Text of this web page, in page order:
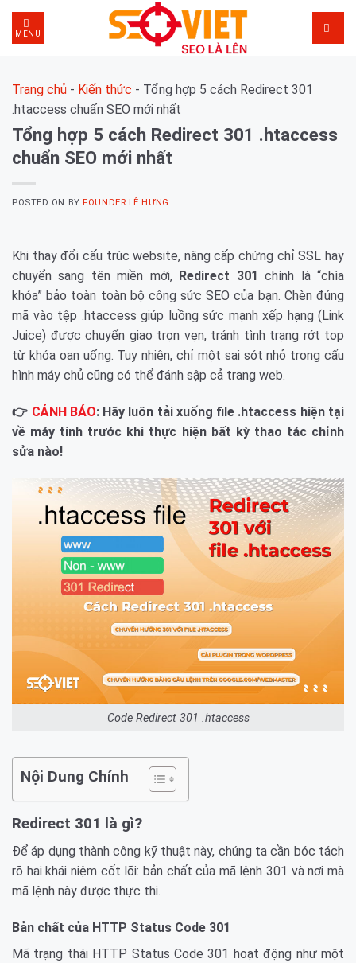
Skip
content
MENU
Trang chủ - Kiến thức - Tổng hợp 5 cách Redirect 301
.htaccess chuẩn SEO mới nhất
Tổng hợp 5 cách Redirect 301 .htaccess
chuẩn SEO mới nhất
POSTED ON BYFOUNDER LÊ HƯNG
Khi thay đổi cấu trúc website, nâng cấp chứng chỉ SSL hay
chuyển sang tên miền mới, Redirect 301 chính là “chìa
khóa” bảo toàn toàn bộ công sức SEO của bạn. Chèn đúng
mã vào tệp .htaccess giúp luồng sức mạnh xếp hạng (Link
Juice) được chuyển giao trọn vẹn, tránh tình trạng rớt top
từ khóa oan uổng. Tuy nhiên, chỉ một sai sót nhỏ trong cấu
hình máy chủ cũng có thể đánh sập cả trang web.
👉 CẢNH BÁO: Hãy luôn tải xuống file .htaccess hiện tại
về máy tính trước khi thực hiện bất kỳ thao tác chỉnh
sửa nào!
Code Redirect 301 .htaccess
Nội Dung Chính
Redirect 301 là gì?
Để áp dụng thành công kỹ thuật này, chúng ta cần bóc tách
rõ hai khái niệm cốt lõi: bản chất của mã lệnh 301 và nơi mà
mã lệnh này được thực thi.
Bản chất của HTTP Status Code 301
Mã trạng thái HTTP Status Code 301 hoạt động như một